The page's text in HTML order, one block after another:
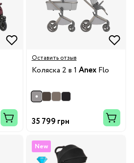
Оставить отзыв
Коляска 2 в 1 AnexFlo
35 799 грн
New